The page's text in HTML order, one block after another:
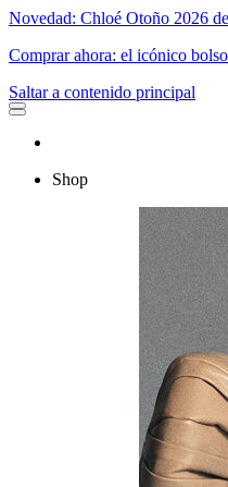
Novedad: Chloé Otoño 2026
Comprar ahora: el icónico
Saltar a contenido principal
Shop